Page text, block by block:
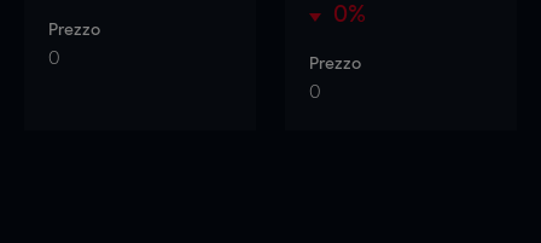
Prezzo
0
0%
Prezzo
0